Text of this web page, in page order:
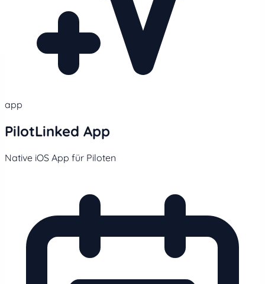
app
PilotLinked App
Native iOS App für Piloten